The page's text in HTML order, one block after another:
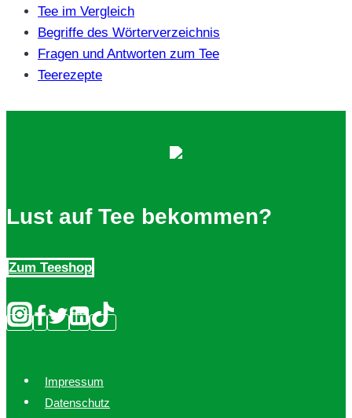
Tee im Vergleich
Begriffe des Wörterverzeichnis
Fragen und Antworten zum Tee
Teerezepte
Lust auf Tee bekommen?
Zum Teeshop
Impressum
Datenschutz